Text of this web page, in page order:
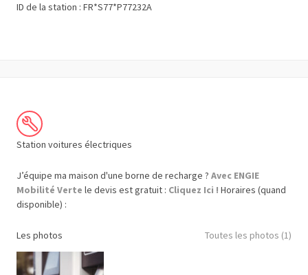
ID de la station : FR*S77*P77232A
Station voitures électriques
J’équipe ma maison d'une borne de recharge ? Avec ENGIE
Mobilité Verte le devis est gratuit : Cliquez Ici ! Horaires (quand
disponible) :
Les photos Toutes les photos (1)